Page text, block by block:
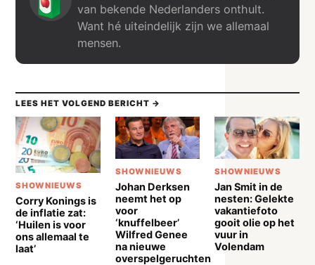
van bekende Nederlanders onthult.
Want hé uiteindelijk zijn we allemaal
mensen.
LEES HET VOLGEND BERICHT →
SHOWNIEUWS
Corry Konings is
de inflatie zat:
‘Huilen is voor
ons allemaal te
laat’
SHOWNIEUWS
Johan Derksen
neemt het op
voor
‘knuffelbeer’
Wilfred Genee
na nieuwe
overspelgeruchten
SHOWNIEUWS
Jan Smit in de
nesten: Gelekte
vakantiefoto
gooit olie op het
vuur in
Volendam